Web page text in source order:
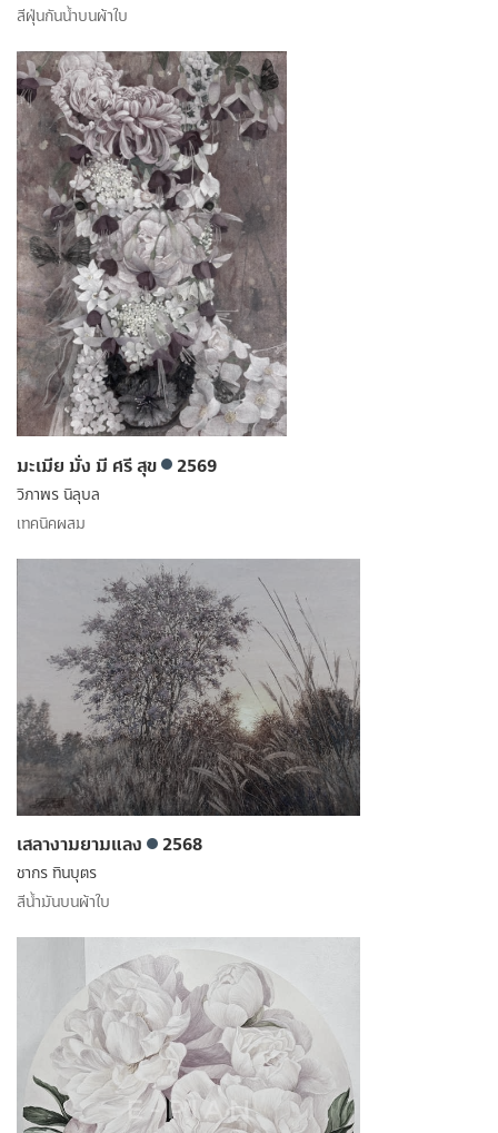
สีฝุ่นกันน้ำบนผ้าใบ
มะเมีย มั่ง มี ศรี สุข 2569
วิภาพร นิลุบล
เทคนิคผสม
เสลางามยามแลง 2568
ชากร ทินบุตร
สีน้ำมันบนผ้าใบ